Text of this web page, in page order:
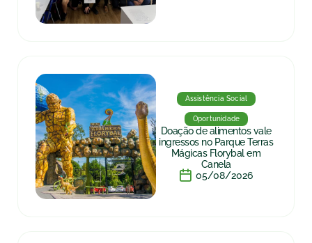
Assistência Social
Oportunidade
Doação de alimentos vale
ingressos no Parque Terras
Mágicas Florybal em
Canela
05/08/2026